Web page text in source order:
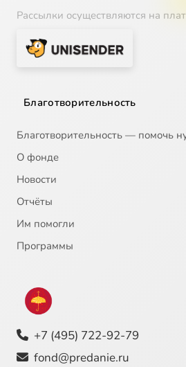
Рассылки осуществляются на
Благотворительность
Благотворительность — помочь
О фонде
Новости
Отчёты
Им помогли
Программы
+7 (495) 722-92-79
fond@predanie.ru